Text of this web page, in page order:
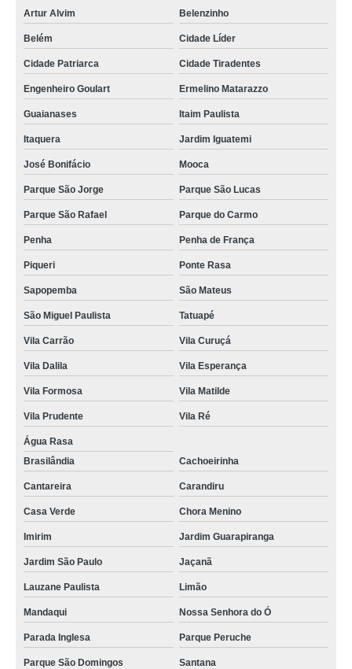
Artur Alvim Belenzinho
Belém Cidade Líder
Cidade Patriarca Cidade Tiradentes
Engenheiro Goulart Ermelino Matarazzo
Guaianases Itaim Paulista
Itaquera Jardim Iguatemi
José Bonifácio Mooca
Parque São Jorge Parque São Lucas
Parque São Rafael Parque do Carmo
Penha Penha de França
Piqueri Ponte Rasa
Sapopemba São Mateus
São Miguel Paulista Tatuapé
Vila Carrão Vila Curuçá
Vila Dalila Vila Esperança
Vila Formosa Vila Matilde
Vila Prudente Vila Ré
Água Rasa
Brasilândia
Cachoeirinha
Cantareira Carandiru
Casa Verde Chora Menino
Imirim Jardim Guarapiranga
Jardim São Paulo Jaçanã
Lauzane Paulista Limão
Mandaqui Nossa Senhora do Ó
Parada Inglesa Parque Peruche
Parque São Domingos Santana